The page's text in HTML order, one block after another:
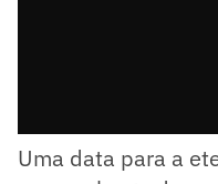
Uma data para a